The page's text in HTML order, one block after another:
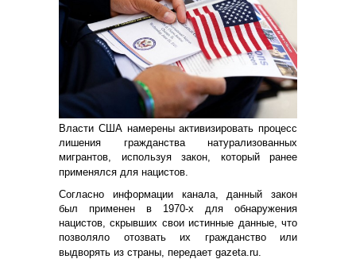
Власти США намерены активизировать процесс
лишения гражданства натурализованных
мигрантов, используя закон, который ранее
применялся для нацистов.
Согласно информации канала, данный закон
был применен в 1970-х для обнаружения
нацистов, скрывших свои истинные данные, что
позволяло отозвать их гражданство или
выдворять из страны, передает gazeta.ru.